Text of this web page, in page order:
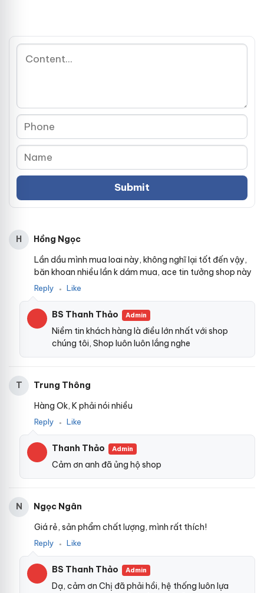
H
Hồng Ngọc
Lần dầu mình mua loai này, không nghĩ lại tốt đến vậy,
băn khoan nhiều lần k dám mua, ace tin tưởng shop này
Reply ● Like
BS Thanh Thảo Admin
Niềm tin khách hàng là điều lớn nhất với shop
chúng tôi, Shop luôn luôn lắng nghe
T
Trung Thông
Hàng Ok, K phải nói nhiều
Reply ● Like
Thanh Thảo Admin
Cảm ơn anh đã ủng hộ shop
N
Ngọc Ngân
Giá rẻ, sản phẩm chất lượng, mình rất thích!
Reply ● Like
BS Thanh Thảo Admin
Dạ, cảm ơn Chị đã phải hồi, hệ thống luôn lựa